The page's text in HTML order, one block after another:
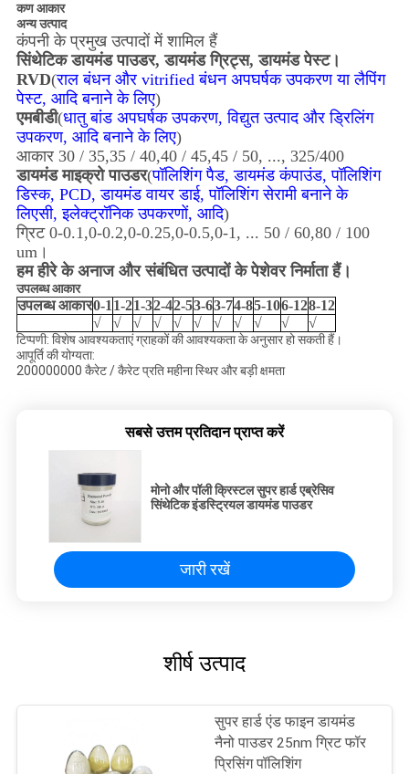
कण आकार
अन्य उत्पाद
कंपनी के प्रमुख उत्पादों में शामिल हैं
सिंथेटिक डायमंड पाउडर, डायमंड ग्रिट्स, डायमंड पेस्ट।
RVD(राल बंधन और vitrified बंधन अपघर्षक उपकरण या लैपिंग
पेस्ट, आदि बनाने के लिए)
एमबीडी(धातु बांड अपघर्षक उपकरण, विद्युत उत्पाद और ड्रिलिंग
उपकरण, आदि बनाने के लिए)
आकार 30 / 35,35 / 40,40 / 45,45 / 50, ..., 325/400
डायमंड माइक्रो पाउडर(पॉलिशिंग पैड, डायमंड कंपाउंड, पॉलिशिंग
डिस्क, PCD, डायमंड वायर डाई, पॉलिशिंग सेरामी बनाने के
लिएसी, इलेक्ट्रॉनिक उपकरणों, आदि)
ग्रिट 0-0.1,0-0.2,0-0.25,0-0.5,0-1, ... 50 / 60,80 / 100
um।
हम हीरे के अनाज और संबंधित उत्पादों के पेशेवर निर्माता हैं।
उपलब्ध आकार
उपलब्ध आकार0-1 1-21-32-42-53-63-74-85-106-128-12
√
√ √ √ √ √ √ √ √ √ √
टिप्पणी: विशेष आवश्यकताएं ग्राहकों की आवश्यकता के अनुसार हो सकती हैं।
आपूर्ति की योग्यता:
200000000 कैरेट / कैरेट प्रति महीना स्थिर और बड़ी क्षमता
सबसे उत्तम प्रतिदान प्राप्त करें
मोनो और पॉली क्रिस्टल सुपर हार्ड एब्रेसिव
सिंथेटिक इंडस्ट्रियल डायमंड पाउडर
जारी रखें
शीर्ष उत्पाद
सुपर हार्ड एंड फाइन डायमंड
नैनो पाउडर 25nm ग्रिट फॉर
प्रिसिंग पॉलिशिंग